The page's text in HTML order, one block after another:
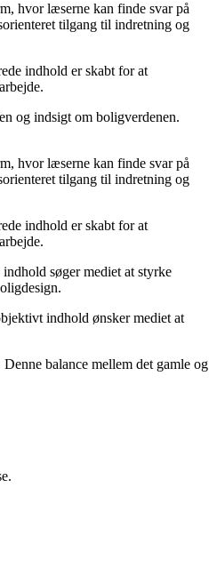
hvor læserne kan finde svar på
tilgang til indretning og
indhold er skabt for at
og indsigt om boligverdenen.
hvor læserne kan finde svar på
tilgang til indretning og
indhold er skabt for at
søger mediet at styrke
indhold ønsker mediet at
balance mellem det gamle og